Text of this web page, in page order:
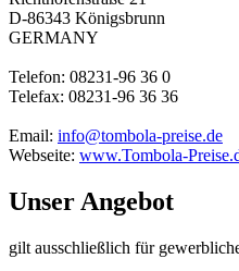
D-86343 Königsbrunn
GERMANY
Telefon: 08231-96 36 0
Telefax: 08231-96 36 36
Email: info@tombola-preise.de
Webseite: www.Tombola-
Unser Angebot
gilt ausschließlich für